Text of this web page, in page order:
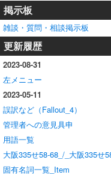
掲示板
雑談・質問・相談掲示板
更新履歴
2023-08-31
左メニュー
2023-05-11
誤訳など（Fallout_4）
管理者への意見具申
用語一覧
大阪335せ58-68_/_大阪335せ
固有名詞一覧_Item